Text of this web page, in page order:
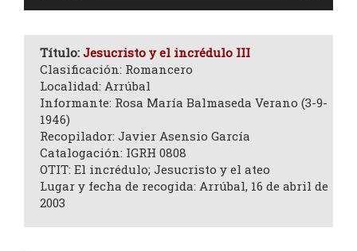
Título: Jesucristo y el incrédulo III
Clasificación: Romancero
Localidad: Arrúbal
Informante: Rosa María Balmaseda Verano (3-9-
1946)
Recopilador: Javier Asensio García
Catalogación: IGRH 0808
OTIT: El incrédulo; Jesucristo y el ateo
Lugar y fecha de recogida: Arrúbal, 16 de abril de
2003